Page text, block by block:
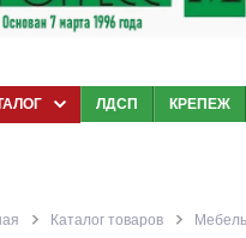
ЛДСП КРЕПЕЖ
Каталог товаров